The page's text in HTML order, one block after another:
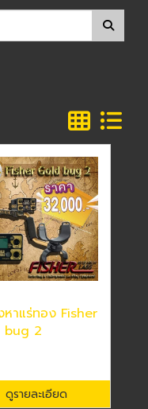
หาแร่ทอง Fisher
bug 2
ดูรายละเอียด